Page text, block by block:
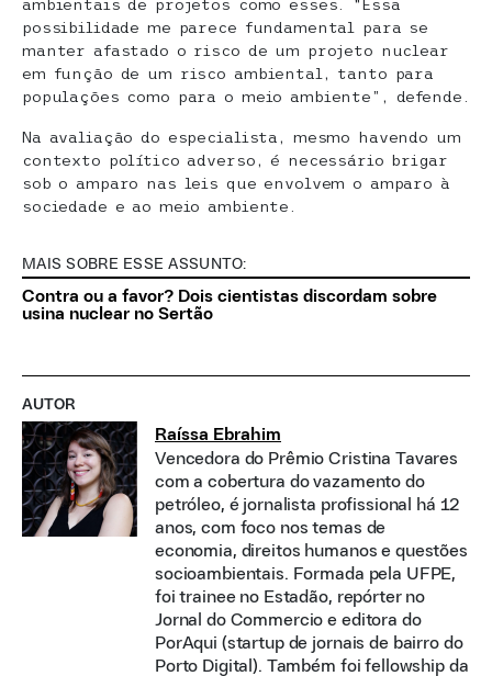
ambientais de projetos como esses. “Essa
possibilidade me parece fundamental para se
manter afastado o risco de um projeto nuclear
em função de um risco ambiental, tanto para
populações como para o meio ambiente”, defende.
Na avaliação do especialista, mesmo havendo um
contexto político adverso, é necessário brigar
sob o amparo nas leis que envolvem o amparo à
sociedade e ao meio ambiente.
MAIS SOBRE ESSE ASSUNTO:
Contra ou a favor? Dois cientistas discordam sobre
usina nuclear no Sertão
AUTOR
Raíssa Ebrahim
Vencedora do Prêmio Cristina Tavares
com a cobertura do vazamento do
petróleo, é jornalista profissional há 12
anos, com foco nos temas de
economia, direitos humanos e questões
socioambientais. Formada pela UFPE,
foi trainee no Estadão, repórter no
Jornal do Commercio e editora do
PorAqui (startup de jornais de bairro do
Porto Digital). Também foi fellowship da